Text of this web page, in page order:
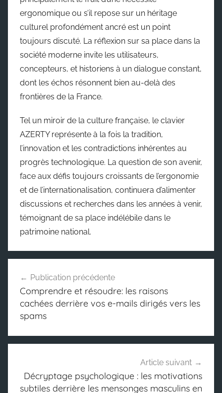
ergonomique ou s’il repose sur un héritage
culturel profondément ancré est un point
toujours discuté. La réflexion sur sa place dans la
société moderne invite les utilisateurs,
concepteurs, et historiens à un dialogue constant,
dont les échos résonnent bien au-delà des
frontières de la France.
Tel un miroir de la culture française, le clavier
AZERTY représente à la fois la tradition,
l’innovation et les contradictions inhérentes au
progrès technologique. La question de son avenir,
face aux défis toujours croissants de l’ergonomie
et de l’internationalisation, continuera d’alimenter
discussions et recherches dans les années à venir,
témoignant de sa place indélébile dans le
patrimoine national.
de
l’article
Publication précédente
Comprendre et résoudre: les raisons
cachées derrière vos e-mails dirigés vers les
spams
Article suivant
Décryptage psychologique : les motivations
subtiles derrière les mensonges masculins en